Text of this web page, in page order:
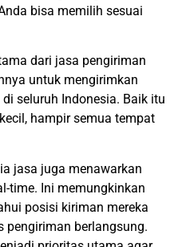
bisa memilih sesuai
dari jasa pengiriman
untuk mengirimkan
seluruh Indonesia. Baik itu
hampir semua tempat
jasa juga menawarkan
time. Ini memungkinkan
posisi kiriman mereka
pengiriman berlangsung.